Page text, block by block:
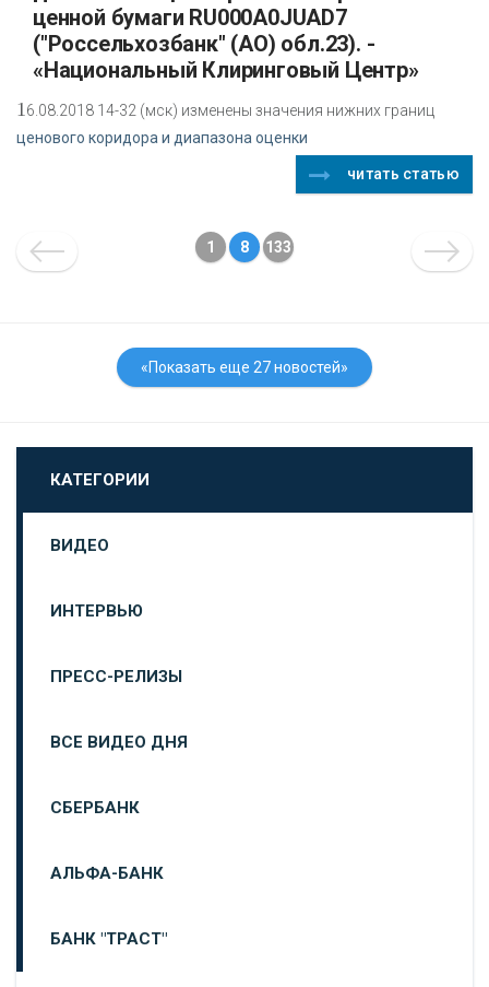
ценной бумаги RU000A0JUAD7
("Россельхозбанк" (АО) обл.23). -
«Национальный Клиринговый Центр»
16.08.2018 14-32 (мск) изменены значения нижних границ
ценового коридора и диапазона оценки
читать статью
1 8 133
«Показать еще 27 новостей»
КАТЕГОРИИ
ВИДЕО
ИНТЕРВЬЮ
ПРЕСС-РЕЛИЗЫ
ВСЕ ВИДЕО ДНЯ
СБЕРБАНК
АЛЬФА-БАНК
БАНК "ТРАСТ"